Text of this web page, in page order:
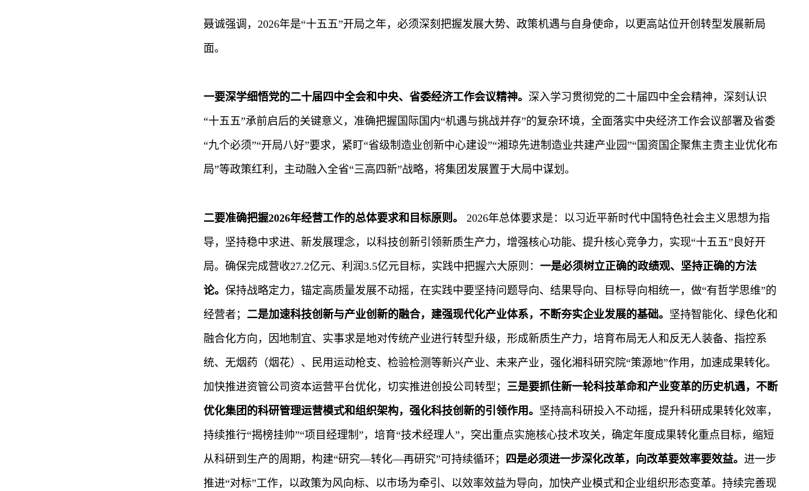
聂诚强调，2026年是“十五五”开局之年，必须深刻把握发展大势、政策机遇与自身使命，以更高站位开创转型发展新局
面。
一要深学细悟党的二十届四中全会和中央、省委经济工作会议精神。 深入学习贯彻党的二十届四中全会精神，深刻认识
“十五五”承前启后的关键意义，准确把握国际国内“机遇与挑战并存”的复杂环境，全面落实中央经济工作会议部署及省委
“九个必须”“开局八好”要求，紧盯“省级制造业创新中心建设”“湘琼先进制造业共建产业园”“国资国企聚焦主责主业优化布
局”等政策红利，主动融入全省“三高四新”战略，将集团发展置于大局中谋划。
二要准确把握2026年经营工作的总体要求和目标原则。
2026年总体要求是：以习近平新时代中国特色社会主义思想为指
导，坚持稳中求进、新发展理念，以科技创新引领新质生产力，增强核心功能、提升核心竞争力，实现“十五五”良好开
局。确保完成营收27.2亿元、利润3.5亿元目标，实践中把握六大原则： 一是必须树立正确的政绩观、坚持正确的方法
论。 保持战略定力，锚定高质量发展不动摇，在实践中要坚持问题导向、结果导向、目标导向相统一，做“有哲学思维”的
经营者； 二是加速科技创新与产业创新的融合，建强现代化产业体系，不断夯实企业发展的基础。
坚持智能化、绿色化和
融合化方向，因地制宜、实事求是地对传统产业进行转型升级，形成新质生产力，培育布局无人和反无人装备、指控系
统、无烟药（烟花）、民用运动枪支、检验检测等新兴产业、未来产业，强化湘科研究院“策源地”作用，加速成果转化。
加快推进资管公司资本运营平台优化，切实推进创投公司转型； 三是要抓住新一轮科技革命和产业变革的历史机遇，不断
优化集团的科研管理运营模式和组织架构，强化科技创新的引领作用。
坚持高科研投入不动摇，提升科研成果转化效率，
持续推行“揭榜挂帅”“项目经理制”，培育“技术经理人”，突出重点实施核心技术攻关，确定年度成果转化重点目标，缩短
从科研到生产的周期，构建“研究—转化—再研究”可持续循环；
四是必须进一步深化改革，向改革要效率要效益。 进一步
推进“对标”工作，以政策为风向标、以市场为牵引、以效率效益为导向，加快产业模式和企业组织形态变革。 持续完善现